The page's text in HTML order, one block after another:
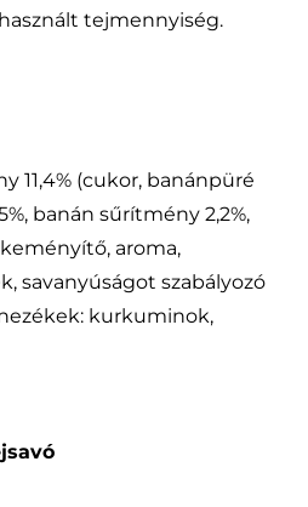
tejmennyiség.
11,4% (cukor, banánpüré
banán sűrítmény 2,2%,
aroma,
savanyúságot szabályozó
kurkuminok,